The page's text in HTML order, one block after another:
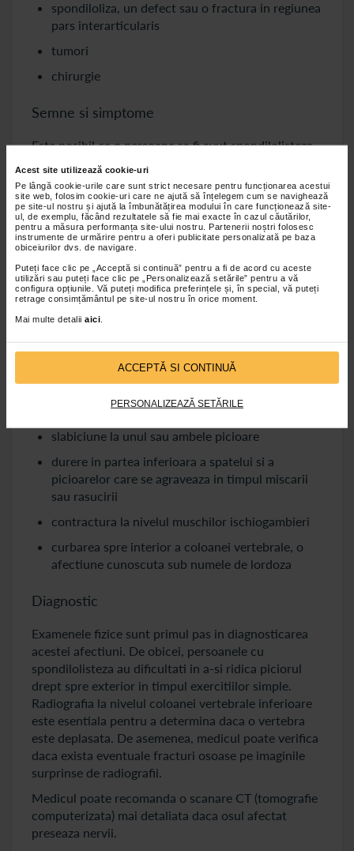
Acest site utilizează cookie-uri
Pe lângă cookie-urile care sunt strict necesare pentru funcționarea acestui
site web, folosim cookie-uri care ne ajută să înțelegem cum se navighează
pe site-ul nostru și ajută la îmbunătățirea modului în care funcționează site-
ul, de exemplu, făcând rezultatele să fie mai exacte în cazul căutărilor,
pentru a măsura performanța site-ului nostru. Partenerii noștri folosesc
instrumente de urmărire pentru a oferi publicitate personalizată pe baza
obiceiurilor dvs. de navigare.
Puteți face clic pe „Acceptă si continuă” pentru a fi de acord cu aceste
utilizări sau puteți face clic pe „Personalizează setările” pentru a vă
configura opțiunile. Vă puteți modifica preferințele și, în special, vă puteți
retrage consimțământul pe site-ul nostru în orice moment.
Mai multe detalii aici
ACCEPTĂ SI CONTINUĂ
PERSONALIZEAZĂ SETĂRILE
spondiloliza, un defect sau o fractura in regiunea
pars interarticularis
tumori
chirurgie
Semne si simptome
Este posibil ca o persoana sa fi avut spondilolisteza
inca de la nastere si sa nu fi experimentat niciodata
niciun simptom. Cu toate acestea, este obisnuit ca o
persoana sa dezvolte simptome pe masura ce
imbatraneste.
Simptomele pot varia ca severitate, de la inexistente
la pierderi urinare si incontinenta fecala in cazuri
mai severe.
Unele dintre cele mai comune simptome sunt:
dificultate la mers sau alergare
durere in partea inferioara a spatelui sau a
unul sau ambele picioare
slabiciune la unul sau ambele picioare
durere in partea inferioara a spatelui si a
picioarelor care se agraveaza in timpul miscarii
sau rasucirii
contractura la nivelul muschilor ischiogambieri
curbarea spre interior a coloanei vertebrale, o
afectiune cunoscuta sub numele de lordoza
Diagnostic
Examenele fizice sunt primul pas in diagnosticarea
acestei afectiuni. De obicei, persoanele cu
spondilolisteza au dificultati in a-si ridica piciorul
drept spre exterior in timpul exercitiilor simple.
Radiografia la nivelul coloanei vertebrale inferioare
este esentiala pentru a determina daca o vertebra
este deplasata. De asemenea, medicul poate verifica
daca exista eventuale fracturi osoase pe imaginile
surprinse de radiografii.
Medicul poate recomanda o scanare CT (tomografie
computerizata) mai detaliata daca osul afectat
preseaza nervii.